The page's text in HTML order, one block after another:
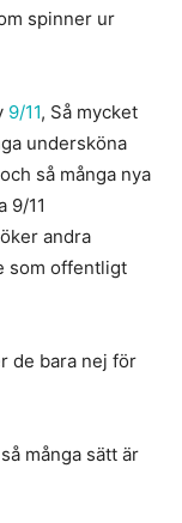
spinner ur
9/11, Så mycket
undersköna
så många nya
9/11
andra
som offentligt
de bara nej för
många sätt är